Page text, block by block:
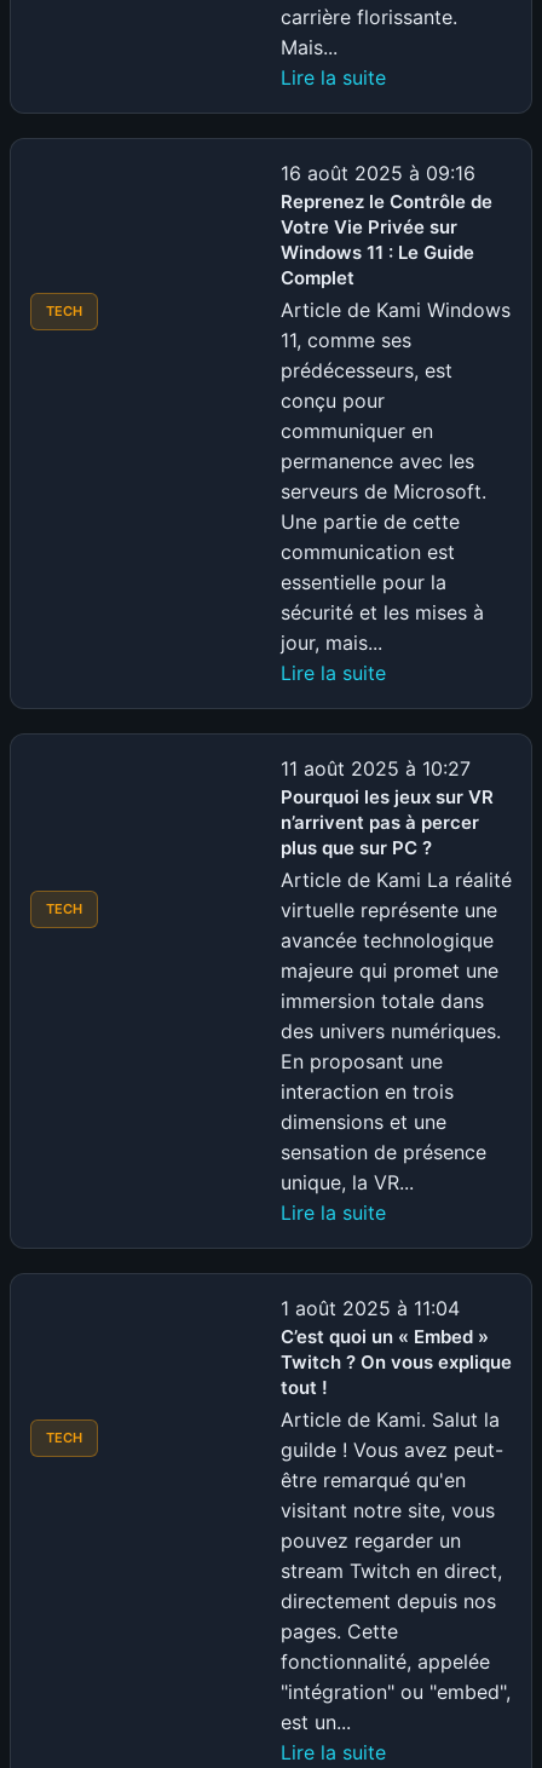
carrière florissante.
Mais...
Lire la suite:
Travailler
dans
le
Jeu
Vidéo
Le
Guide
Complet
Lancer
Votre
Carrière
TECH
16 août 2025 à 09:16
Reprenez le Contrôle de
Votre Vie Privée sur
Windows 11 : Le Guide
Complet
Article de Kami Windows
11, comme ses
prédécesseurs, est
conçu pour
communiquer en
permanence avec les
serveurs de Microsoft.
Une partie de cette
communication est
essentielle pour la
sécurité et les mises à
jour, mais...
Lire la suite:
le
Contrôle
de
Votre
Vie
Privée
sur
Windows
11
:
Le
Guide
Complet
TECH
11 août 2025 à 10:27
Pourquoi les jeux sur VR
n’arrivent pas à percer
plus que sur PC ?
Article de Kami La réalité
virtuelle représente une
avancée technologique
majeure qui promet une
immersion totale dans
des univers numériques.
En proposant une
interaction en trois
dimensions et une
sensation de présence
unique, la VR...
Lire la suite:
les
jeux
sur
VR
pas
à
percer
plus
que
sur
PC
?
TECH
1 août 2025 à 11:04
C’est quoi un « Embed »
Twitch ? On vous explique
tout !
Article de Kami. Salut la
guilde ! Vous avez peut-
être remarqué qu'en
visitant notre site, vous
pouvez regarder un
stream Twitch en direct,
directement depuis nos
pages. Cette
fonctionnalité, appelée
"intégration" ou "embed",
est un...
Lire la suite: